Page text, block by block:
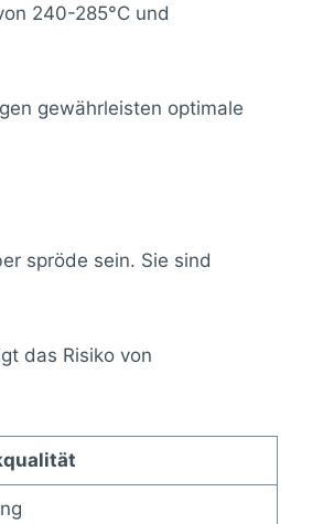
240-285°C und
gewährleisten optimale
spröde sein. Sie sind
das Risiko von